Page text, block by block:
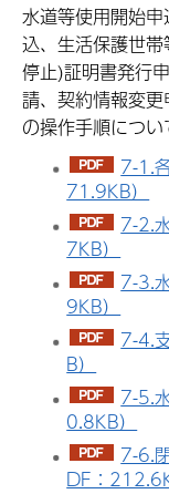
水道等使用開始
込、生活保護世
停止)証明書発行
請、契約情報変
の操作手順につい
7-1.
71.9KB）
7-2.
7KB）
7-3.
9KB）
7-4.
B）
7-5.
0.8KB）
7-6.
DF：